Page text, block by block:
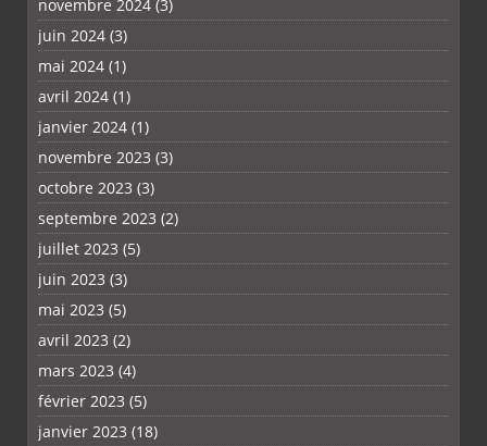
novembre 2024 (3)
juin 2024 (3)
mai 2024 (1)
avril 2024 (1)
janvier 2024 (1)
novembre 2023 (3)
octobre 2023 (3)
septembre 2023 (2)
juillet 2023 (5)
juin 2023 (3)
mai 2023 (5)
avril 2023 (2)
mars 2023 (4)
février 2023 (5)
janvier 2023 (18)